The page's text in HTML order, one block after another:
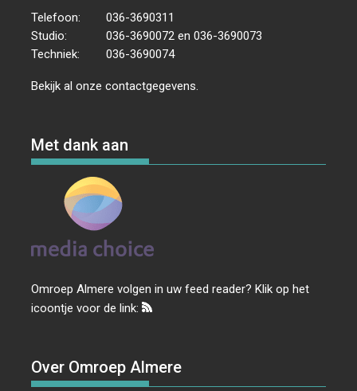
Telefoon:
036-3690311
Studio:
036-3690072 en 036-3690073
Techniek:
036-3690074
Bekijk al onzecontactgegevens.
Met dank aan
Omroep Almere volgen in uw feed reader? Klik op het
icoontje voor de link:
Over Omroep Almere